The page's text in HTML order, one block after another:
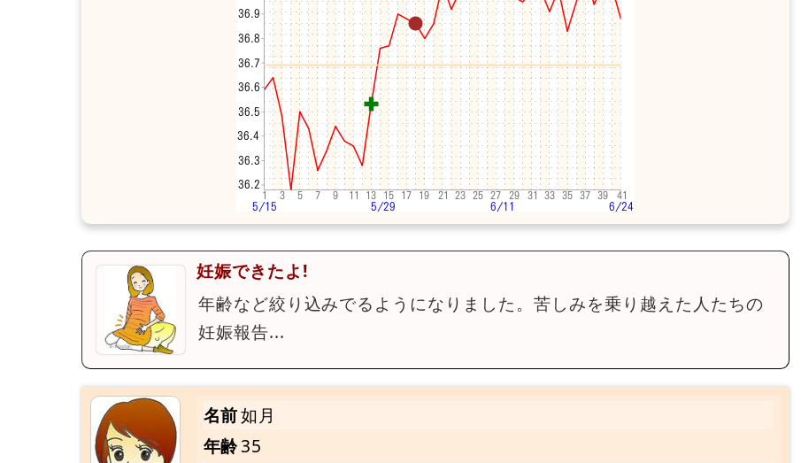
妊娠できたよ!
年齢など絞り込みでるようになりました。苦しみを乗り越えた人たちの
妊娠報告...
名前如月
年齢35